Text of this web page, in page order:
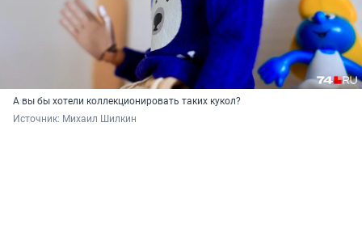
А вы бы хотели коллекционировать таких кукол?
Источник: Михаил Шилкин